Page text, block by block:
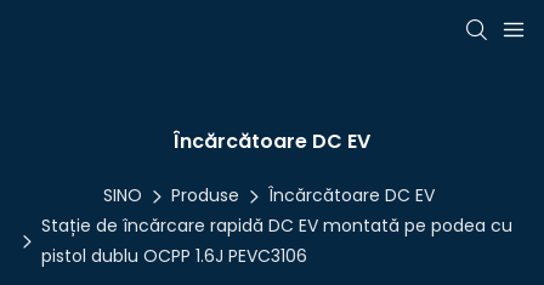
Încărcătoare DC EV
SINO Produse
Încărcătoare DC EV
Stație de încărcare rapidă DC EV montată pe podea cu
pistol dublu OCPP 1.6J PEVC3106